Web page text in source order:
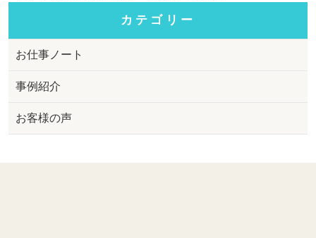
カテゴリー
お仕事ノート
事例紹介
お客様の声